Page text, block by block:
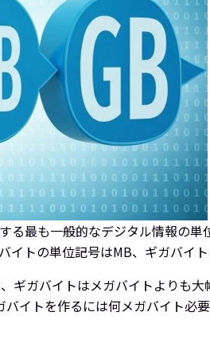
る最も一般的なデジタル情報の
トの単位記号はMB、ギガバイト
ギガバイトはメガバイトよりも
イトを作るには何メガバイト